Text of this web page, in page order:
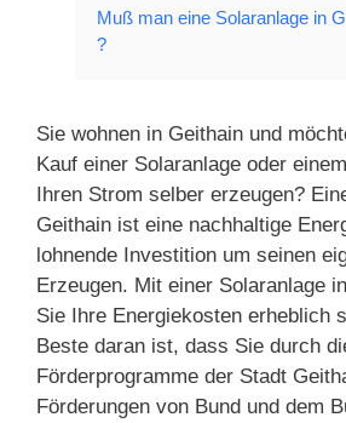
Muß man eine Solaranlage in
?
Sie wohnen in Geithain und
Kauf einer Solaranlage oder
Ihren Strom selber erzeugen?
Geithain ist eine nachhaltige
lohnende Investition um seinen
Erzeugen. Mit einer Solaranlage
Sie Ihre Energiekosten erheblich
Beste daran ist, dass Sie durch
Förderprogramme der Stadt
Förderungen von Bund und dem